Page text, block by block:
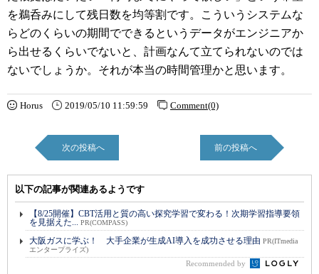
を鵜呑みにして残日数を均等割です。こういうシステムな
らどのくらいの期間でできるというデータがエンジニアか
ら出せるくらいでないと、計画なんて立てられないのでは
ないでしょうか。それが本当の時間管理かと思います。
Horus 2019/05/10 11:59:59 Comment(0)
次の投稿へ 前の投稿へ
以下の記事が関連あるようです
【8/25開催】CBT活用と質の高い探究学習で変わる！次期学習指導要領
を見据えた... PR(COMPASS)
大阪ガスに学ぶ！ 大手企業が生成AI導入を成功させる理由 PR(ITmedia
エンタープライズ)
Recommended by